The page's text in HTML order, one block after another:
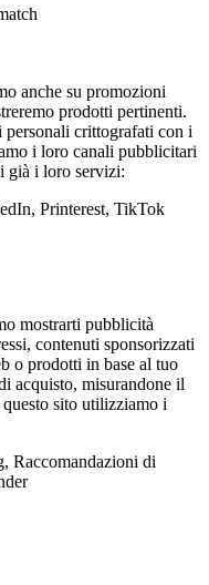
anche su promozioni
prodotti pertinenti.
crittografati con i
i loro canali pubblicitari
già i loro servizi:
Printerest, TikTok
mostrarti pubblicità
contenuti sponsorizzati
o prodotti in base al tuo
acquisto, misurandone il
sito utilizziamo i
Raccomandazioni di